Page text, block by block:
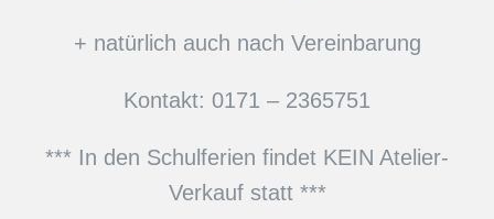
+ natürlich auch nach Vereinbarung
Kontakt: 0171 – 2365751
*** In den Schulferien findet KEIN Atelier-
Verkauf statt ***